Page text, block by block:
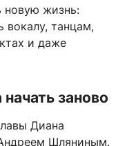
новую жизнь:
вокалу, танцам,
и даже
заново
Диана
Шляниным.